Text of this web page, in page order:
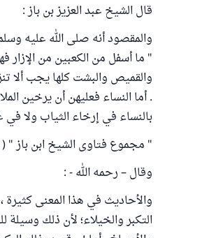
قال الشيخ عبد العزيز بن باز :
والمقصود أنه صلى الله عليه
" ما أسفل من الكعبين من الإزار
والقميص والبشت كلها يجب ألا
. أما النساء فعليهن أن يرخين
بالنساء في إرخاء الثياب ولا
" مجموع فتاوى الشيخ ابن باز " ( 5 / 28 ) .
وقال – رحمه الله - :
والأحاديث في هذا المعنى
التكبر والخيلاء؛ لأن ذلك